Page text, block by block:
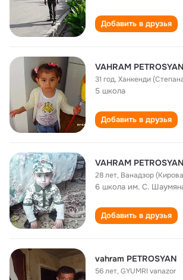
Добавить в друзья
VAHRAM PETROSYAN
31 год,Ханкенди
5 школа
Добавить в друзья
VAHRAM PETROSYAN
28 лет, Ванадзор
6 школа им. С.
Добавить в друзья
vahram PETROSYAN
56 лет,GYUMRI vanazor